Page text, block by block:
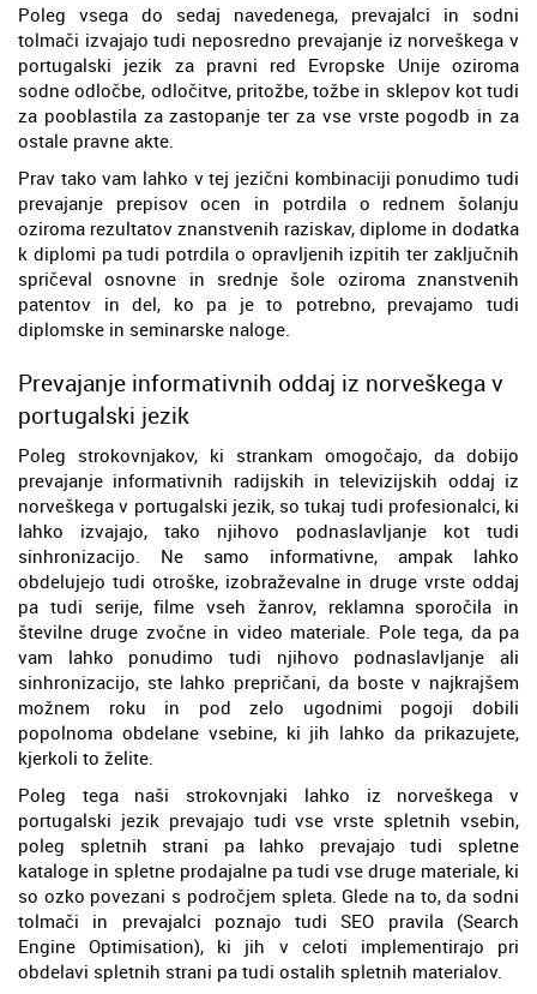
Poleg vsega do sedaj navedenega, prevajalci in sodni
tolmači izvajajo tudi neposredno prevajanje iz norveškega v
portugalski jezik za pravni red Evropske Unije oziroma
sodne odločbe, odločitve, pritožbe, tožbe in sklepov kot tudi
za pooblastila za zastopanje ter za vse vrste pogodb in za
ostale pravne akte.
Prav tako vam lahko v tej jezični kombinaciji ponudimo tudi
prevajanje prepisov ocen in potrdila o rednem šolanju
oziroma rezultatov znanstvenih raziskav, diplome in dodatka
k diplomi pa tudi potrdila o opravljenih izpitih ter zaključnih
spričeval osnovne in srednje šole oziroma znanstvenih
patentov in del, ko pa je to potrebno, prevajamo tudi
diplomske in seminarske naloge.
Prevajanje informativnih oddaj iz norveškega v
portugalski jezik
Poleg strokovnjakov, ki strankam omogočajo, da dobijo
prevajanje informativnih radijskih in televizijskih oddaj iz
norveškega v portugalski jezik, so tukaj tudi profesionalci, ki
lahko izvajajo, tako njihovo podnaslavljanje kot tudi
sinhronizacijo. Ne samo informativne, ampak lahko
obdelujejo tudi otroške, izobraževalne in druge vrste oddaj
pa tudi serije, filme vseh žanrov, reklamna sporočila in
številne druge zvočne in video materiale. Pole tega, da pa
vam lahko ponudimo tudi njihovo podnaslavljanje ali
sinhronizacijo, ste lahko prepričani, da boste v najkrajšem
možnem roku in pod zelo ugodnimi pogoji dobili
popolnoma obdelane vsebine, ki jih lahko da prikazujete,
kjerkoli to želite.
Poleg tega naši strokovnjaki lahko iz norveškega v
portugalski jezik prevajajo tudi vse vrste spletnih vsebin,
poleg spletnih strani pa lahko prevajajo tudi spletne
kataloge in spletne prodajalne pa tudi vse druge materiale, ki
so ozko povezani s področjem spleta. Glede na to, da sodni
tolmači in prevajalci poznajo tudi SEO pravila (Search
Engine Optimisation), ki jih v celoti implementirajo pri
obdelavi spletnih strani pa tudi ostalih spletnih materialov.